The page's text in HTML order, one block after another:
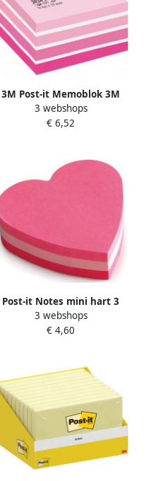
3M Post-it Memoblok 3M
Post it 2028P kubus
76x76mm aqua roze
3 webshops
€ 6,52
Post-it Notes mini hart 3
kleuren blok van 225 vel op
blister
3 webshops
€ 4,60